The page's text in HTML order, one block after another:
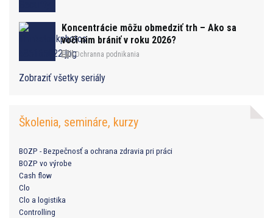
Koncentrácie môžu obmedziť trh – Ako sa
voči nim brániť v roku 2026?
Ochranna podnikania
Zobraziť všetky seriály
Školenia, semináre, kurzy
BOZP - Bezpečnosť a ochrana zdravia pri práci
BOZP vo výrobe
Cash flow
Clo
Clo a logistika
Controlling